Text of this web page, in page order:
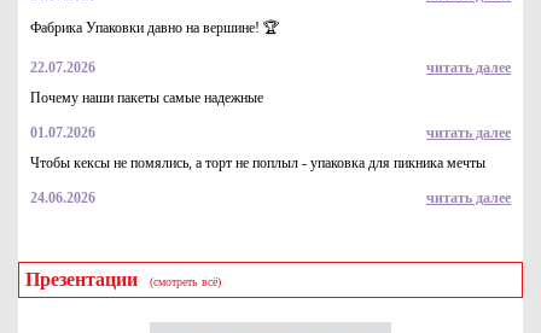
Фабрика Упаковки давно на вершине! 🏆
22.07.2026
читать далее
Почему наши пакеты самые надежные
01.07.2026
читать далее
Чтобы кексы не помялись, а торт не поплыл - упаковка для пикника мечты
24.06.2026 читать далее
Презентации (смотреть всё)